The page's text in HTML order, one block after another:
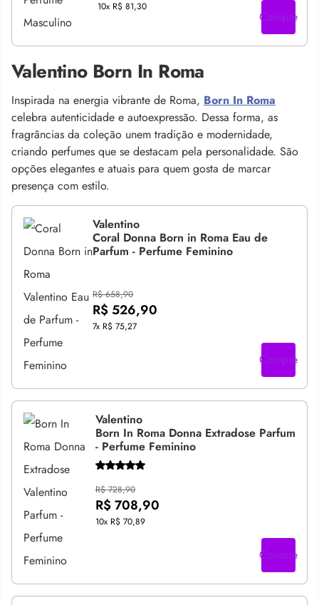
10x R$ 81,30
Compre
Valentino Born In Roma
Inspirada na energia vibrante de Roma, Born In Roma
celebra autenticidade e autoexpressão. Dessa forma, as
fragrâncias da coleção unem tradição e modernidade,
criando perfumes que se destacam pela personalidade. São
opções elegantes e atuais para quem gosta de marcar
presença com estilo.
Valentino
Coral Donna Born in Roma Eau de
Parfum - Perfume Feminino
R$ 658,90
R$ 526,90
7x R$ 75,27
Compre
Valentino
Born In Roma Donna Extradose Parfum
- Perfume Feminino
R$ 728,90
R$ 708,90
10x R$ 70,89
Compre